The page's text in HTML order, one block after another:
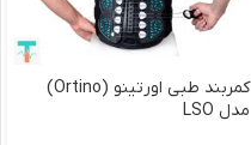
کمربند طبی اورتینو (Ortino)
مدل LSO